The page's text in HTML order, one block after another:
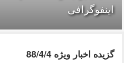
اینفوگرافی
گزيده اخبار وي‍‍ژه 88/4/4